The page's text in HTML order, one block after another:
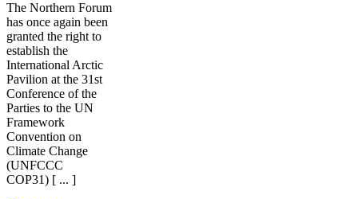
The Northern Forum
has once again been
granted the right to
establish the
International Arctic
Pavilion at the 31st
Conference of the
Parties to the UN
Framework
Convention on
Climate Change
(UNFCCC
COP31) [ ... ]